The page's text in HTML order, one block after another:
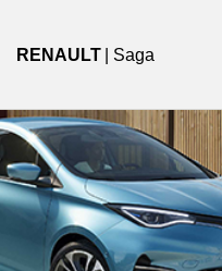
RENAULT | Saga